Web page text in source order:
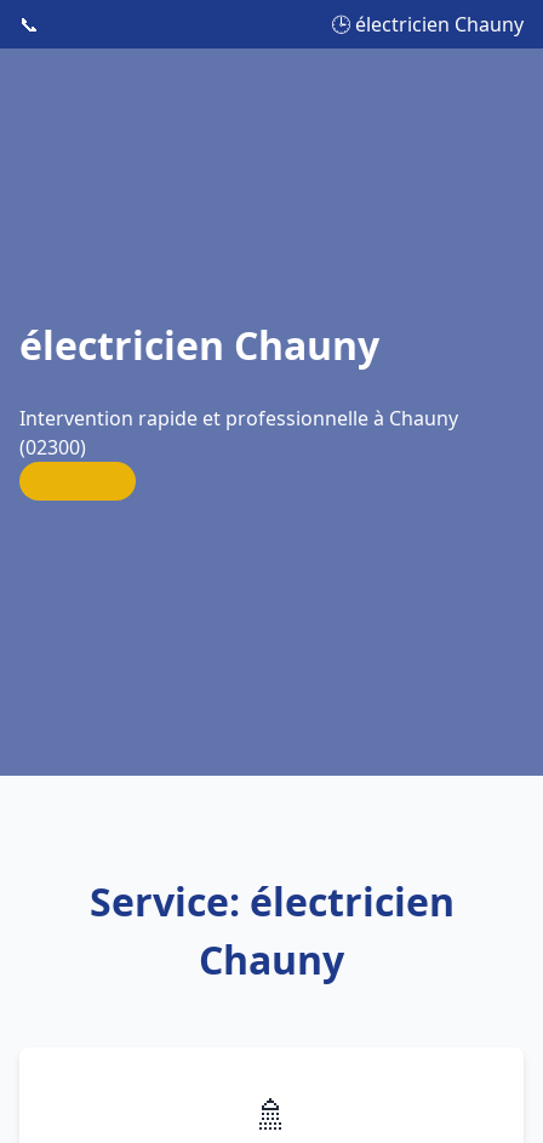
📞 🕒 électricien Chauny
électricien Chauny
Intervention rapide et professionnelle à Chauny
(02300)
Service: électricien
Chauny
🚿